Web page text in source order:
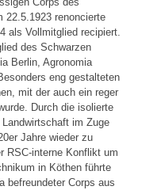
22.5.1923 renoncierte
als Vollmitglied recipiert.
des Schwarzen
Berlin, Agronomia
eng gestalteten
mit der auch ein reger
Durch die isolierte
im Zuge
Jahre wieder zu
RSC-interne Konflikt um
in Köthen führte
befreundeter Corps aus